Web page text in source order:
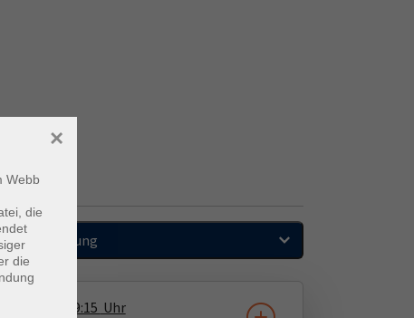
Sortierung
19:15 Uhr
Webb
die
die
×